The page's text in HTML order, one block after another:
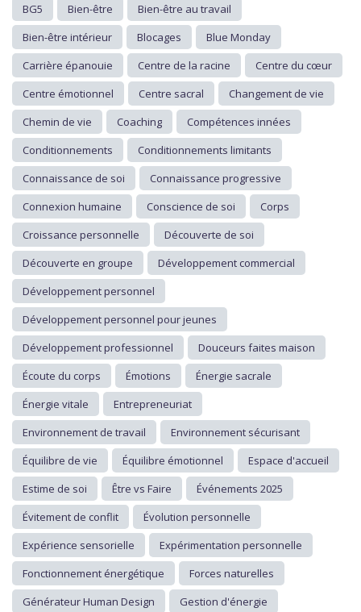
BG5 Bien-être
Bien-être au travail
Bien-être intérieur
Blocages
Blue Monday
Carrière épanouie
Centre de la racine
Centre du cœur
Centre émotionnel
Centre sacral
Changement de vie
Chemin de vie
Coaching
Compétences innées
Conditionnements
Conditionnements limitants
Connaissance de soi
Connaissance progressive
Connexion humaine
Conscience de soi
Corps
Croissance personnelle
Découverte de soi
Découverte en groupe
Développement commercial
Développement personnel
Développement personnel pour jeunes
Développement professionnel
Douceurs faites maison
Écoute du corps
Émotions
Énergie sacrale
Énergie vitale
Entrepreneuriat
Environnement de travail
Environnement sécurisant
Équilibre de vie
Équilibre émotionnel
Espace d'accueil
Estime de soi
Être vs Faire
Événements 2025
Évitement de conflit
Évolution personnelle
Expérience sensorielle
Expérimentation personnelle
Fonctionnement énergétique
Forces naturelles
Générateur Human Design
Gestion d'énergie